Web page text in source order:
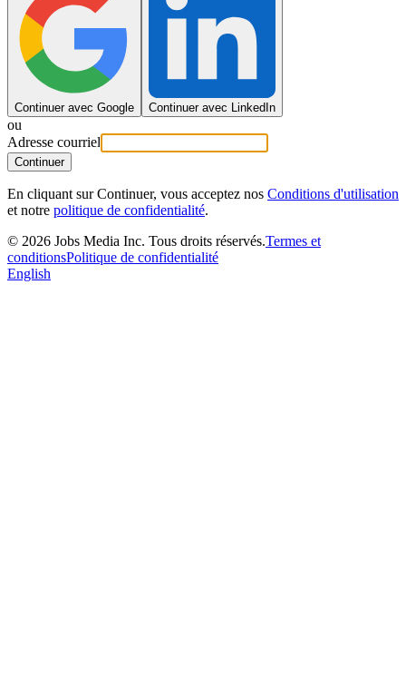
Continuer avec Google Continuer avec LinkedIn
ou
Adresse courriel
Continuer
En cliquant sur Continuer, vous acceptez nos Conditions d'utilisation
et notre politique de confidentialité.
© 2026 Jobs Media Inc. Tous droits réservés.Termes et
conditionsPolitique de confidentialité
English